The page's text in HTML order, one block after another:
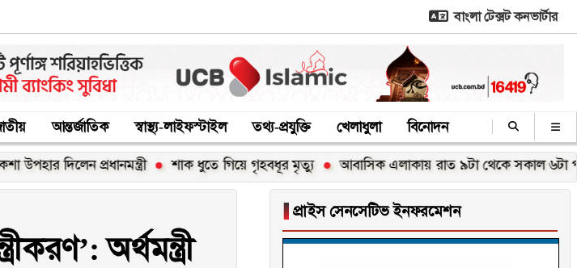
বাংলা টেক্সট কনভার্টার
আন্তর্জাতিক স্বাস্থ্য-লাইফস্টাইল তথ্য-প্রযুক্তি খেলাধুলা বিনোদন
প্রধানমন্ত্রী শাক ধুতে গিয়ে গৃহবধূর মৃত্যু আবাসিক এলাকায় রাত ৯টা থেকে সকাল ৬টা পর্যন্ত হর্ন
অর্থমন্ত্রী
▐ প্রাইস সেনসেটিভ ইনফরমেশন